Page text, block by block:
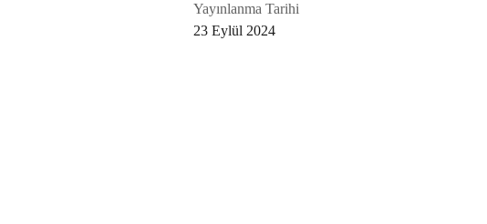
Yayınlanma Tarihi
23 Eylül 2024